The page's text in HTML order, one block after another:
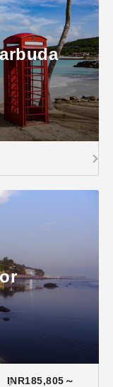
INR185,805～